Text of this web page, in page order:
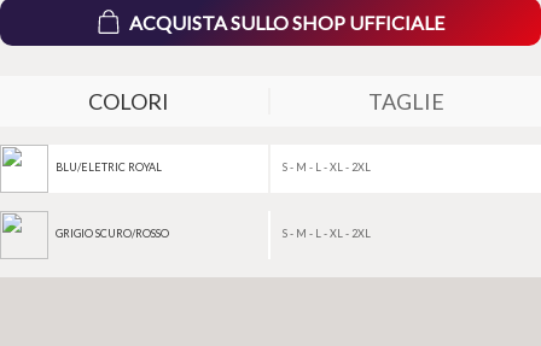
ACQUISTA SULLO SHOP UFFICIALE
COLORI TAGLIE
BLU/ELETRIC ROYAL S - M - L - XL - 2XL
GRIGIO SCURO/ROSSO S - M - L - XL - 2XL